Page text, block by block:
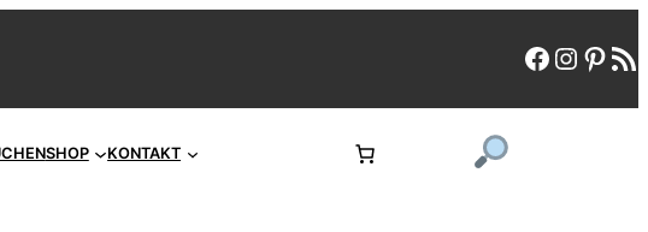
facebook
SHOP KONTAKT